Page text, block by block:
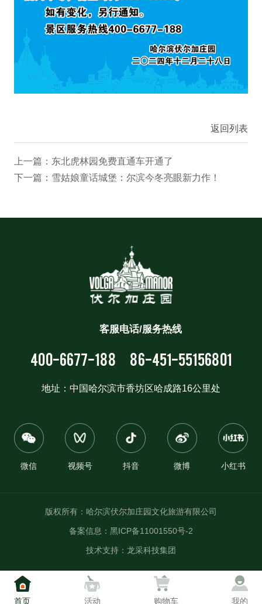
返回列表
上一篇：东北虎林园免费直通车开通了
下一篇：雪姑娘童话城堡：尔滨今冬亮眼新力作！
客服电话/服务热线
400-6677-188 86-451-55156801
地址：中国哈尔滨市香坊区哈成路16公里处
微信 视频号 抖音 微博 小红书
版权所有：哈尔滨伏尔加庄园文化旅游有限公司
备案信息： 黑ICP备11001550号-2
技术支持： 龙采科技集团
首页 活动 购物车 我的